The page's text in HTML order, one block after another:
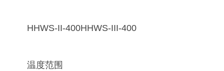
HHWS-II-400HHWS-III-400
温度范围